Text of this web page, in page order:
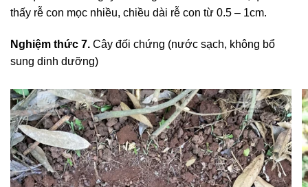
thấy rễ con mọc nhiều, chiều dài rễ con từ 0.5 – 1cm.
Nghiệm thức 7. Cây đối chứng (nước sạch, không bổ
sung dinh dưỡng)